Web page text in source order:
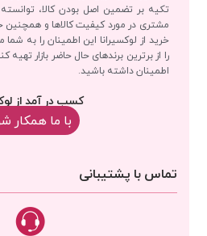
تکیه بر تضمین اصل بودن کالا،
مشتری در مورد کیفیت کالاها و همچنین
خرید از لوکسیرانا این اطمینان را به
را از برترین برندهای حال حاضر بازار تهیه
اطمینان داشته باشید.
کسب در آمد از
با‌‌ ما همکار
تماس با پشتیبانی